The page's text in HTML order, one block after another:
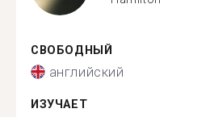
СВОБОДНЫЙ
английский
ИЗУЧАЕТ